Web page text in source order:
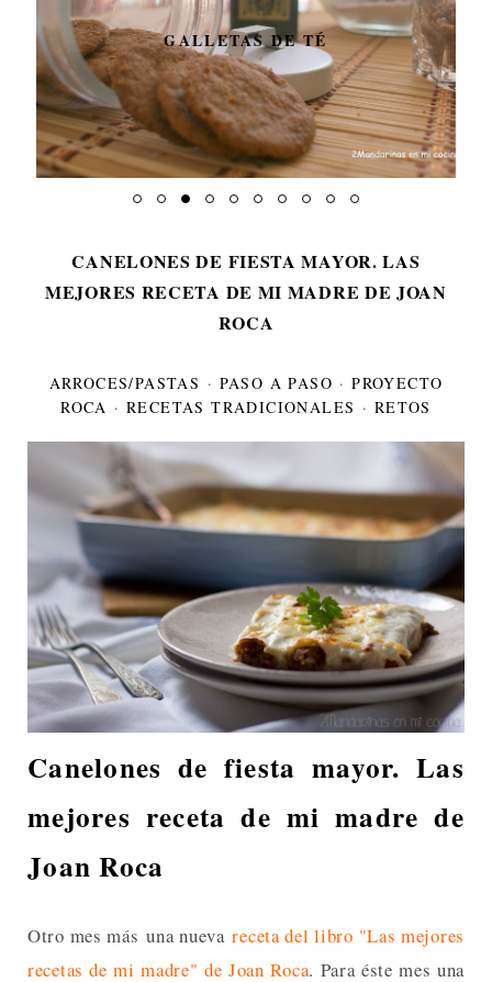
THERMOMIX CON
DECOTMX. SORTEO DE 3
ADHESIVOS PARA
DECORAR LA THERMOMIX.
CANELONES DE FIESTA MAYOR. LAS
MEJORES RECETA DE MI MADRE DE JOAN
ROCA
ARROCES/PASTAS · PASO A PASO ·PROYECTO
ROCA ·RECETAS TRADICIONALES · RETOS
Canelones de fiesta mayor. Las
mejores receta de mi madre de
Joan Roca
Otro mes másuna nuevareceta del libro "Las mejores
recetas de mi madre" de Joan Roca. Para éste mes una